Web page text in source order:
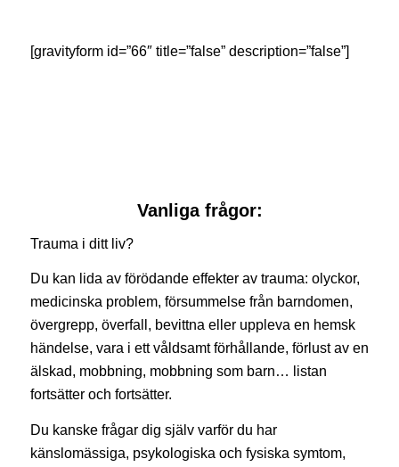
[gravityform id=”66″ title=”false” description=”false”]
Vanliga frågor:
Trauma i ditt liv?
Du kan lida av förödande effekter av trauma: olyckor,
medicinska problem, försummelse från barndomen,
övergrepp, överfall, bevittna eller uppleva en hemsk
händelse, vara i ett våldsamt förhållande, förlust av en
älskad, mobbning, mobbning som barn… listan
fortsätter och fortsätter.
Du kanske frågar dig själv varför du har
känslomässiga, psykologiska och fysiska symtom,